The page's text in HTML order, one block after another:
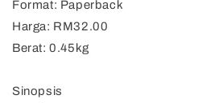
Format: Paperback
Harga: RM32.00
Berat: 0.45kg
Sinopsis